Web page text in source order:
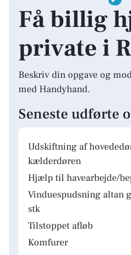
Få billig
private i
Beskriv din opgave og
med Handyhand.
Seneste udførte
Udskiftning af
kælderdøren
Hjælp til havearbejde/
Vinduespudsning altan
stk
Tilstoppet afløb
Komfurer